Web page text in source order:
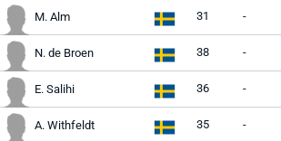
M. Alm 31 -
N. de Broen 38 -
E. Salihi 36 -
A. Withfeldt 35 -